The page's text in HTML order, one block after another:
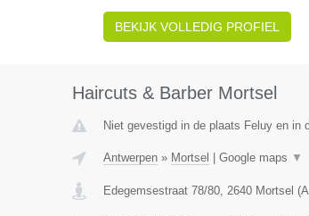
BEKIJK VOLLEDIG PROFIEL
Haircuts & Barber Mortsel
Niet gevestigd in de plaats Feluy en in
Antwerpen» Mortsel Google maps ▼
Edegemsestraat 78/80, 2640 Mortsel (